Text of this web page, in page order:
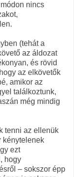
nincs
(tehát a
az áldozat
és rövid
az elkövetők
amikor az
találkoztunk,
még mindig
tenni az ellenük
kénytelenek
ezt
hogy
– sokszor épp